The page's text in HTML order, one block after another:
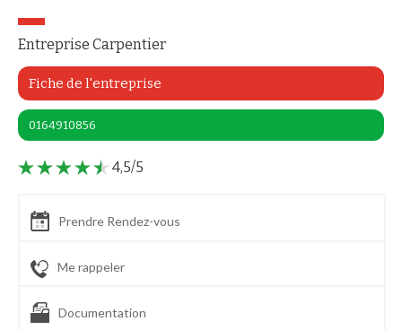
Entreprise Carpentier
Fiche de l'entreprise
0164910856
4,5/5
Prendre Rendez-vous
Me rappeler
Documentation